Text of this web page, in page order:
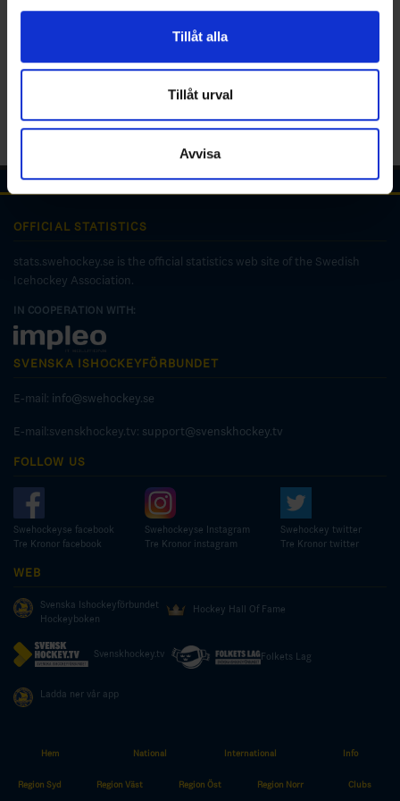
för sociala medier och analysera vår trafik. Vi
vidarebefordrar även sådana identifierare och annan
annons- och analysföretag som vi samarbetar med.
Dessa kan i sin tur kombinera informationen med annan
information som du har tillhandahållit eller som de har
samlat in när du har använt deras tjänster.
Tillåt alla
Tillåt urval
Avvisa
Hem National International Info
Region Syd Region Väst Region Öst Region Norr Clubs
OFFICIAL STATISTICS
stats.swehockey.se is the official statistics web site of the Swedish
Icehockey Association.
IN COOPERATION WITH:
SVENSKA ISHOCKEYFÖRBUNDET
E-mail: info@swehockey.se
E-mail:svenskhockey.tv: support@svenskhockey.tv
FOLLOW US
Swehockeyse facebook
Tre Kronor facebook
Swehockeyse Instagram
Tre Kronor instagram
Swehockey twitter
Tre Kronor twitter
WEB
Svenska Ishockeyförbundet
Hockeyboken
Hockey Hall Of Fame
Svenskhockey.tv Folkets Lag
Ladda ner vår app